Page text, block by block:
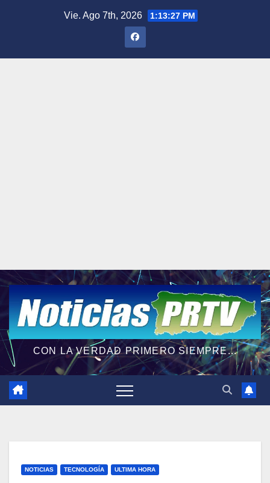
Vie. Ago 7th, 2026 1:13:28 PM
CON LA VERDAD PRIMERO SIEMPRE...
NOTICIAS TECNOLOGÍA ULTIMA HORA